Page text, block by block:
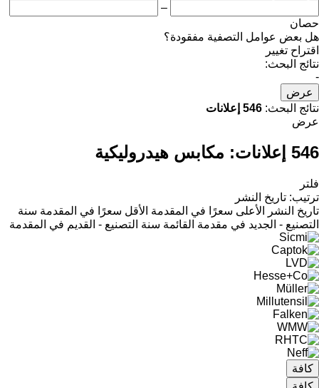
–
حصان
هل بعض عوامل التصفية مفقودة؟
اقتراح تغيير
نتائج البحث:
-
عرض
نتائج البحث: 546 إعلانات
عرض
546 إعلانات: مكابس هيدروليكية
فلتر
ترتيب: تاريخ النشر
تاريخ النشر
الأعلى سعرًا في المقدمة الأقل سعرًا في المقدمة سنة
التصنيع - الجديد في مقدمة القائمة سنة التصنيع - القديم في المقدمة
كافة